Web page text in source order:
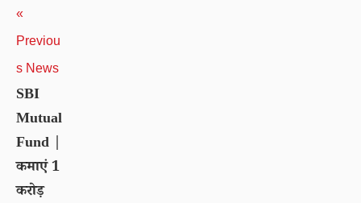
«
Previou
s News
SBI
Mutual
Fund |
कमाएं 1
करोड़